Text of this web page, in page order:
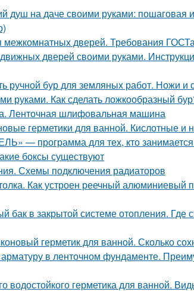
душ на даче своими руками: пошаговая
дверей. Требования
дверей своими руками.
ручной бур для земляных работ. Ножи и
руками. Как сделать ложкообразный
Ленточная шлифовальная машина
герметики для ванной. Кислотные и
— программа для тех, кто
боксы существуют
Схемы подключения радиаторов
Как устроен реечный алюминиевый
бак в закрытой системе отопления. Где
герметик для ванной. Сколько
в ленточном фундаменте.
водостойкого герметика для ванной.